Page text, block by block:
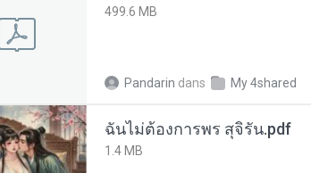
499.6 MB
Pandarin dans My 4shared
ฉันไม่ต้องการพร สุจิรัน.pdf
1.4 MB